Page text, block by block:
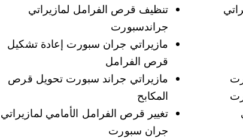
تنظيف قرص الفرامل لمازيراتي
جراندسبورت
مازيراتي جران سبورت إعادة تشكيل
قرص الفرامل
مازيراتي جراند سبورت تحويل قرص
المكابح
تغيير قرص الفرامل الأمامي لمازيراتي
جران سبورت